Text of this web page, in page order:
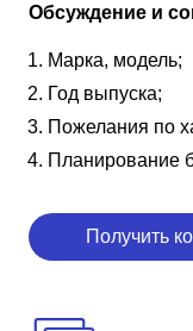
Обсуждение и
Марка, модель;
Год выпуска;
Пожелания по
Планирование
Получить